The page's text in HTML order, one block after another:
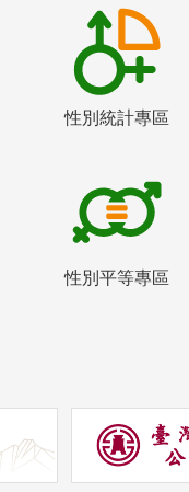
性別統計專區
性別平等專區